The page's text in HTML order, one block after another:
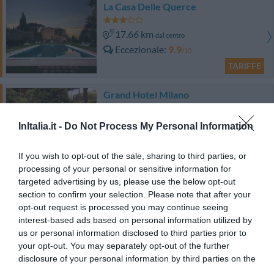
InItalia.it - Do Not Process My Personal Information
If you wish to opt-out of the sale, sharing to third parties, or
processing of your personal or sensitive information for
targeted advertising by us, please use the below opt-out
section to confirm your selection. Please note that after your
opt-out request is processed you may continue seeing
interest-based ads based on personal information utilized by
us or personal information disclosed to third parties prior to
your opt-out. You may separately opt-out of the further
disclosure of your personal information by third parties on the
La Casa Delle Querce
17.66 km dal centro
Eccezionale 9.9/10
TARIFFE
Grand Hotel Milano
20.06 km dal centro
TARIFFE
Questo hotel ha TARIFFE PRIVATE InItalia Club!
Albergo Angiolino
20.08 kmdal centro
Eccezionale 9.8 /10
TARIFFE